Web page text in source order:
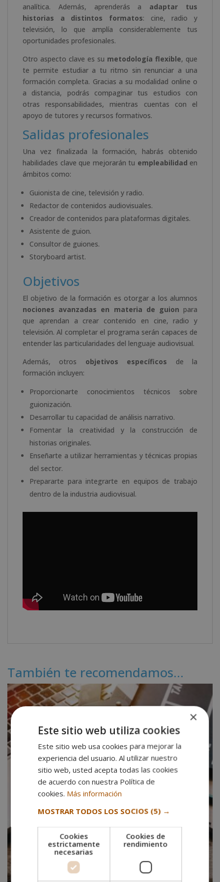
analítica. Además, aprenderás a adaptar tus
historias a distintos formatos: cine, radio y
televisión, lo que amplía considerablemente tus
oportunidades profesionales.
Otro aspecto clave es su metodología flexible, que
te permite estudiar a tu ritmo sin renunciar a una
formación completa. Gracias a su modalidad online o
a distancia, podrás compaginar tus estudios con
otras responsabilidades, mientras cuentas con el
apoyo de tutores y recursos formativos.
Salidas profesionales
Una vez finalizada la formación, habrás obtenido
habilidades clave que mejorarán tu empleabilidad en
ámbitos como:
Guionista de cine, televisión y radio.
Redactor de contenidos audiovisuales.
Creador de contenidos para plataformas digitales.
Asistente de guion.
Consultor de guiones.
Storyboard artist.
Objetivos
El objetivo de la formación es otorgar a los alumnos
nociones avanzadas en materia de guion para
que aprendan a crear contenido en cine, radio y
televisión. Al completar el programa serán capaces de
entender las particularidades del lenguaje audiovisual.
Además, otros objetivos específicos de la
formación incluyen:
Proporcionarte conocimientos técnicos sobre
guionización.
Desarrollar tu capacidad de análisis narrativo.
Fomentar la creatividad y la construcción de
historias originales.
Enseñarte a utilizar herramientas y técnicas propias
del sector.
Prepararte para integrarte en equipos de trabajo
dentro de la industria audiovisual.
También te recomendamos…
×
Este sitio web utiliza cookies
Este sitio web usa cookies para mejorar la
experiencia del usuario. Al utilizar nuestro
sitio web, usted acepta todas las cookies
de acuerdo con nuestra Política de
cookies. Más información
MOSTRAR TODOS LOS SOCIOS (5) →
Cookies
estrictamente
necesarias
Cookies de
rendimiento